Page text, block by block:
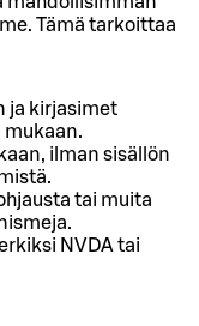
Tämä tarkoittaa
ja kirjasimet
mukaan.
ilman sisällön
tai muita
NVDA tai